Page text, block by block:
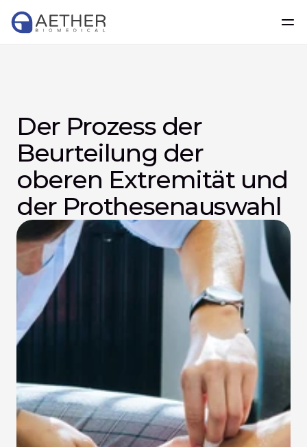
Der Prozess der
Beurteilung der
oberen Extremität und
der Prothesenauswahl